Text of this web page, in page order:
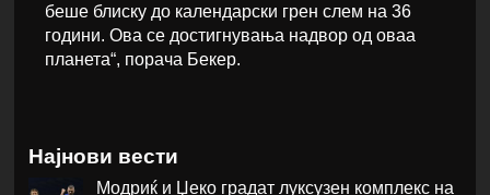
беше блиску до календарски грен слем на 36
години. Ова се достигнувања надвор од оваа
планета“, порача Бекер.
Најнови вести
Модриќ и Џеко градат луксузен комплекс на